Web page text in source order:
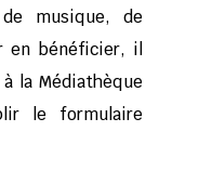
musique, de
en bénéficier, il
la Médiathèque
le formulaire